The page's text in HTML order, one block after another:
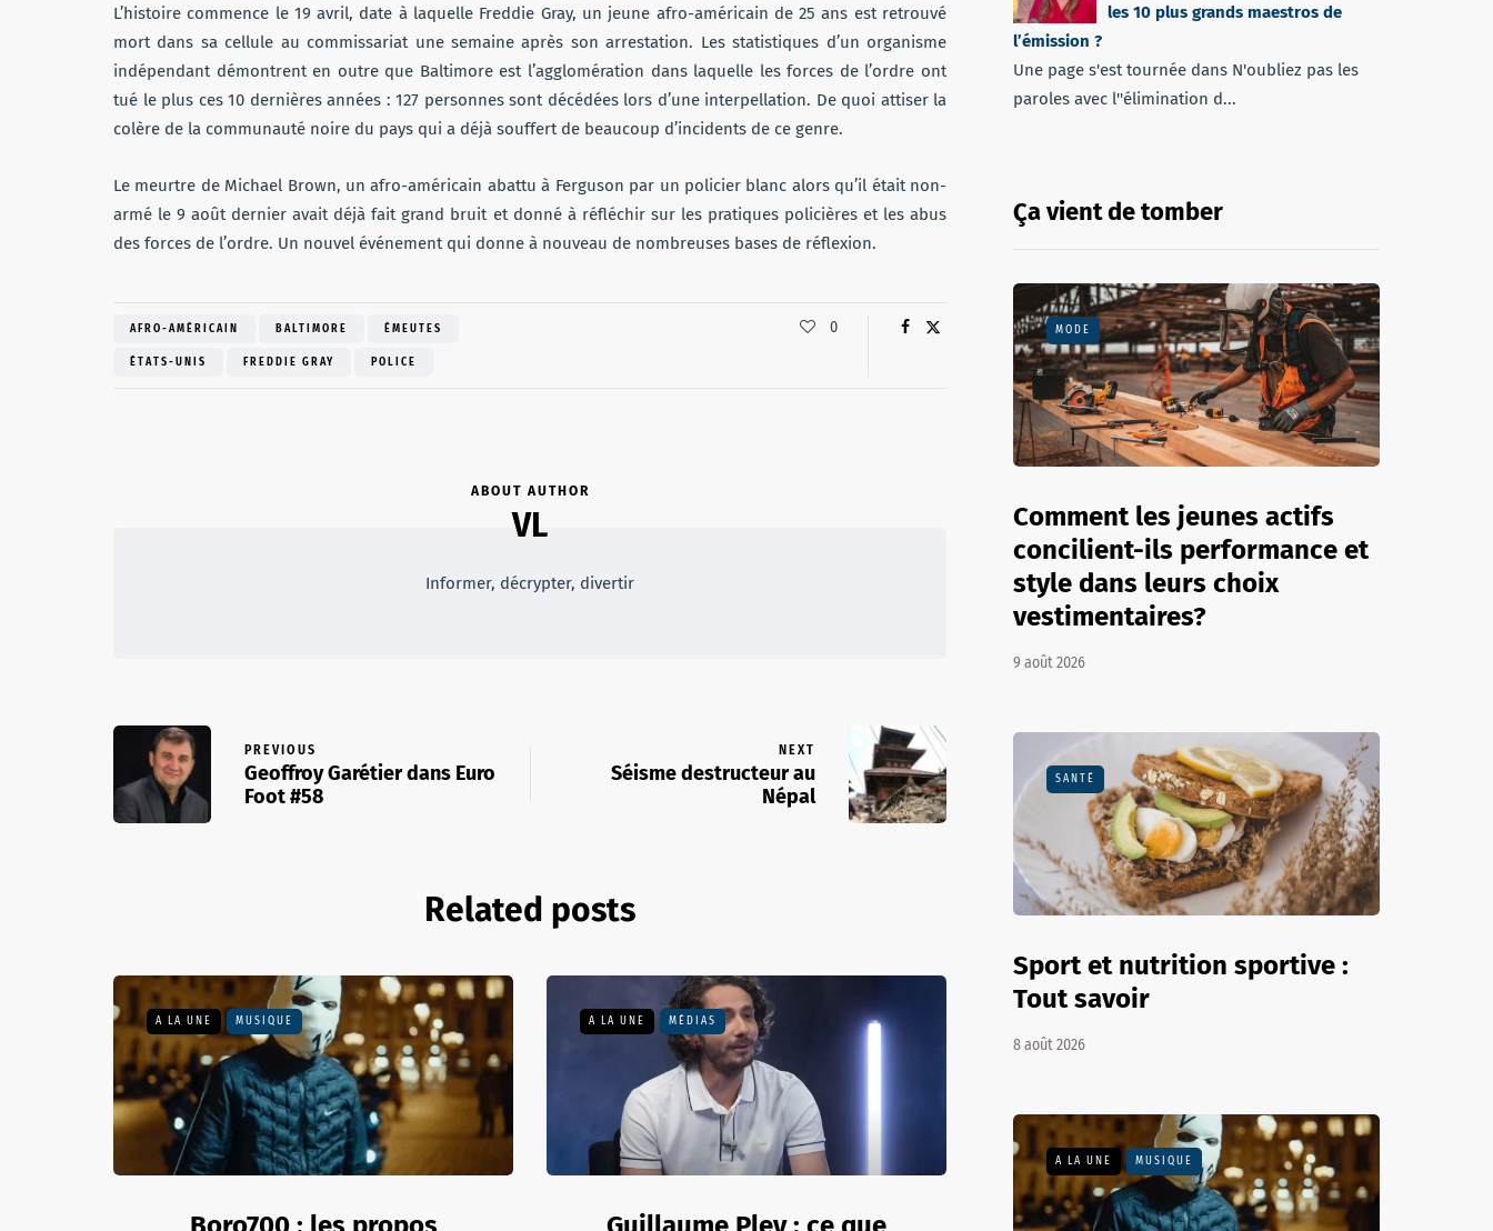
L’histoire commence le 19 avril, date à laquelle Freddie Gray, un jeune afro-américain de 25 ans est retrouvé
mort dans sa cellule au commissariat une semaine après son arrestation. Les statistiques d’un organisme
indépendant démontrent en outre que Baltimore est l’agglomération dans laquelle les forces de l’ordre ont
tué le plus ces 10 dernières années : 127 personnes sont décédées lors d’une interpellation. De quoi attiser la
colère de la communauté noire du pays qui a déjà souffert de beaucoup d’incidents de ce genre.
Le meurtre de Michael Brown, un afro-américain abattu à Ferguson par un policier blanc alors qu’il était non-
armé le 9 août dernier avait déjà fait grand bruit et donné à réfléchir sur les pratiques policières et les abus
des forces de l’ordre. Un nouvel événement qui donne à nouveau de nombreuses bases de réflexion.
AFRO-AMÉRICAIN BALTIMORE ÉMEUTES
ÉTATS-UNIS FREDDIE GRAY POLICE
0
ABOUT AUTHOR
VL
Informer, décrypter, divertir
PREVIOUS
Geoffroy Garétier dans Euro
Foot #58
NEXT
Séisme destructeur au
Népal
Related posts
A LA UNE MUSIQUE A LA UNE MÉDIAS
les 10 plus grands maestros de
l’émission ?
Une page s'est tournée dans N'oubliez pas les
paroles avec l''élimination d...
Ça vient de tomber
MODE
Comment les jeunes actifs
concilient-ils performance et
style dans leurs choix
vestimentaires?
9 août 2026
SANTÉ
Sport et nutrition sportive :
Tout savoir
8 août 2026
A LA UNE MUSIQUE